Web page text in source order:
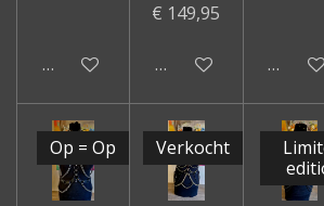
In winkelwagen
€ 149,95
In winkelwagen
In
Op = Op Verkocht